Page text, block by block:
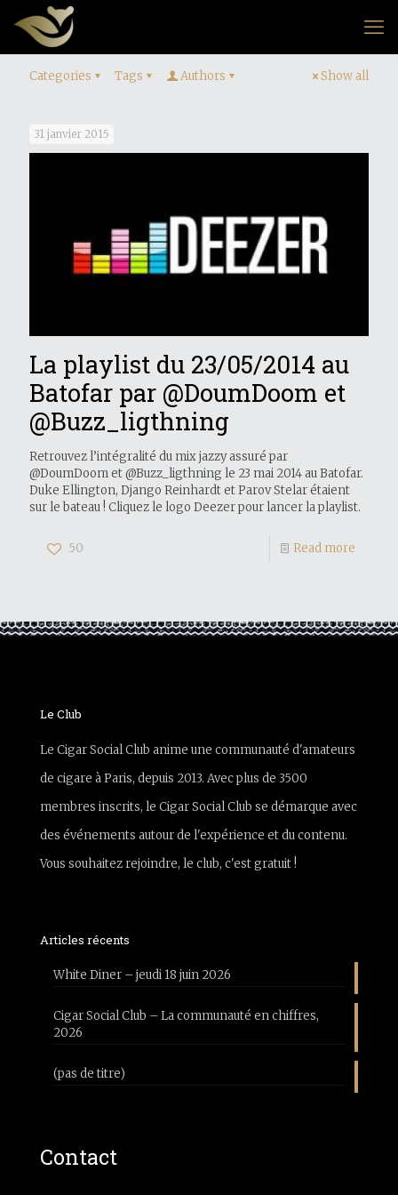
Categories Tags Authors Show all
31 janvier 2015
La playlist du 23/05/2014 au
Batofar par @DoumDoom et
@Buzz_ligthning
Retrouvez l’intégralité du mix jazzy assuré par
@DoumDoom et @Buzz_ligthning le 23 mai 2014 au Batofar.
Duke Ellington, Django Reinhardt et Parov Stelar étaient
sur le bateau ! Cliquez le logo Deezer pour lancer la playlist.
50 Read more
Le Club
Le Cigar Social Club anime une communauté d'amateurs
de cigare à Paris, depuis 2013. Avec plus de 3500
membres inscrits, le Cigar Social Club se démarque avec
des événements autour de l'expérience et du contenu.
Vous souhaitez rejoindre, le club, c'est gratuit !
Articles récents
White Diner – jeudi 18 juin 2026
Cigar Social Club – La communauté en chiffres,
2026
(pas de titre)
Contact